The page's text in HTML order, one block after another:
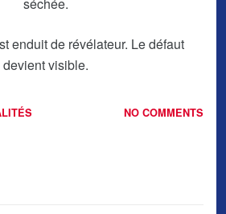
enduit de révélateur. Le défaut
devient visible.
NO COMMENTS